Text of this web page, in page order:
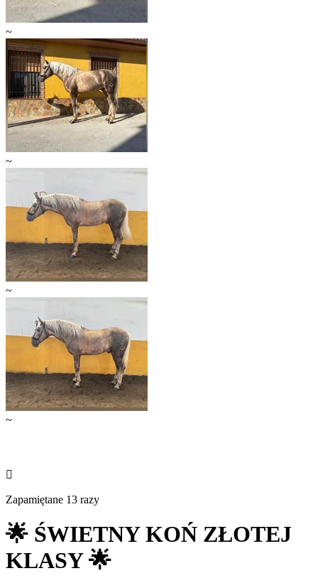
~
~
~
~

Zapamiętane 13 razy
🌟 ŚWIETNY KOŃ ZŁOTEJ
KLASY 🌟